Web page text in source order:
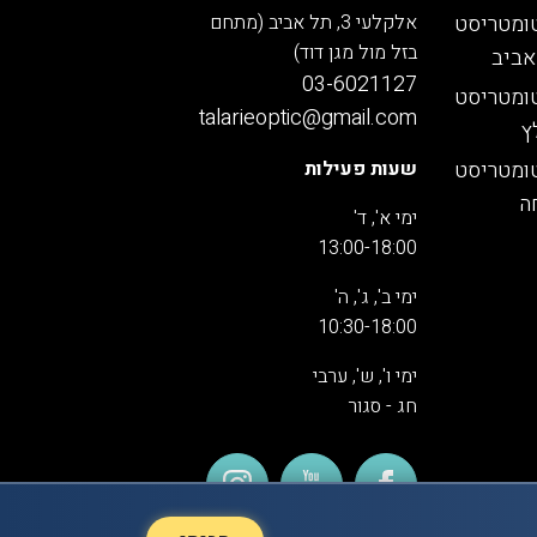
אלקלעי 3, תל אביב (מתחם
בזל מול מגן דוד)
03-6021127
talarieoptic@gmail.com
שעות פעילות
ימי א', ד'
13:00-18:00
ימי ב', ג', ה'
10:30-18:00
ימי ו', ש', ערבי
חג - סגור